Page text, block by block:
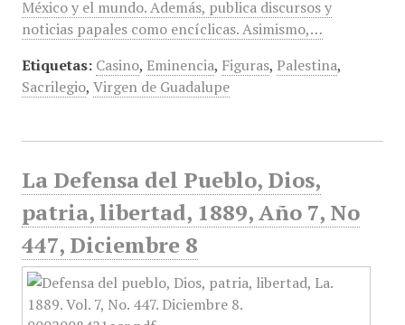
México y el mundo. Además, publica discursos y
noticias papales como encíclicas. Asimismo,…
Etiquetas: Casino, Eminencia, Figuras, Palestina,
Sacrilegio, Virgen de Guadalupe
La Defensa del Pueblo, Dios,
patria, libertad, 1889, Año 7, No
447, Diciembre 8